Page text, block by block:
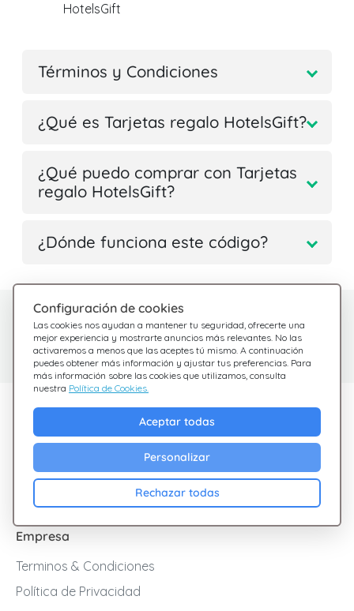
HotelsGift
Términos y Condiciones
¿Qué es Tarjetas regalo HotelsGift?
¿Qué puedo comprar con Tarjetas
regalo HotelsGift?
¿Dónde funciona este código?
Configuración de cookies
Las cookies nos ayudan a mantener tu seguridad, ofrecerte una
mejor experiencia y mostrarte anuncios más relevantes. No las
activaremos a menos que las aceptes tú mismo. A continuación
puedes obtener más información y ajustar tus preferencias. Para
más información sobre las cookies que utilizamos, consulta
nuestra Política de Cookies.
Aceptar todas
Personalizar
Rechazar todas
¿Tienes dudas?
Estamos aquí para
ayudarte
Consulta nuestras
preguntas frecuentes
Descubre Giftsy
Ofertas
Cashback
Empresa
Terminos & Condiciones
Política de Privacidad